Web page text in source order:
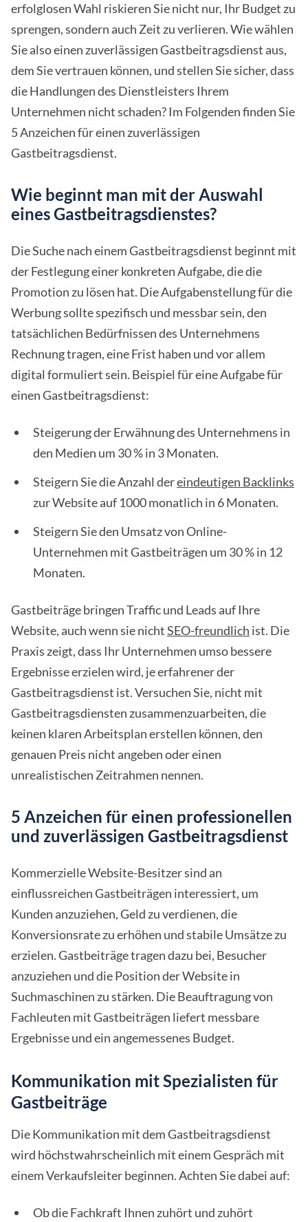
erfolglosen Wahl riskieren Sie nicht nur, Ihr Budget zu
sprengen, sondern auch Zeit zu verlieren. Wie wählen
Sie also einen zuverlässigen Gastbeitragsdienst aus,
dem Sie vertrauen können, und stellen Sie sicher, dass
die Handlungen des Dienstleisters Ihrem
Unternehmen nicht schaden? Im Folgenden finden Sie
5 Anzeichen für einen zuverlässigen
Gastbeitragsdienst.
Wie beginnt man mit der Auswahl
eines Gastbeitragsdienstes?
Die Suche nach einem Gastbeitragsdienst beginnt mit
der Festlegung einer konkreten Aufgabe, die die
Promotion zu lösen hat. Die Aufgabenstellung für die
Werbung sollte spezifisch und messbar sein, den
tatsächlichen Bedürfnissen des Unternehmens
Rechnung tragen, eine Frist haben und vor allem
digital formuliert sein. Beispiel für eine Aufgabe für
einen Gastbeitragsdienst:
Steigerung der Erwähnung des Unternehmens in
den Medien um 30 % in 3 Monaten.
Steigern Sie die Anzahl dereindeutigen Backlinks
zur Website auf 1000 monatlich in 6 Monaten.
Steigern Sie den Umsatz von Online-
Unternehmen mit Gastbeiträgen um 30 % in 12
Monaten.
Gastbeiträge bringen Traffic und Leads auf Ihre
Website, auch wenn sie nichtSEO-freundlich ist. Die
Praxis zeigt, dass Ihr Unternehmen umso bessere
Ergebnisse erzielen wird, je erfahrener der
Gastbeitragsdienst ist. Versuchen Sie, nicht mit
Gastbeitragsdiensten zusammenzuarbeiten, die
keinen klaren Arbeitsplan erstellen können, den
genauen Preis nicht angeben oder einen
unrealistischen Zeitrahmen nennen.
5 Anzeichen für einen professionellen
und zuverlässigen Gastbeitragsdienst
Kommerzielle Website-Besitzer sind an
einflussreichen Gastbeiträgen interessiert, um
Kunden anzuziehen, Geld zu verdienen, die
Konversionsrate zu erhöhen und stabile Umsätze zu
erzielen. Gastbeiträge tragen dazu bei, Besucher
anzuziehen und die Position der Website in
Suchmaschinen zu stärken. Die Beauftragung von
Fachleuten mit Gastbeiträgen liefert messbare
Ergebnisse und ein angemessenes Budget.
Kommunikation mit Spezialisten für
Gastbeiträge
Die Kommunikation mit dem Gastbeitragsdienst
wird höchstwahrscheinlich mit einem Gespräch mit
einem Verkaufsleiter beginnen. Achten Sie dabei auf:
Ob die Fachkraft Ihnen zuhört und zuhört